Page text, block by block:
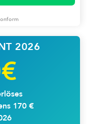
2026
170 €